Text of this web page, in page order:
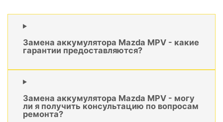
Замена аккумулятора Mazda MPV - какие
гарантии предоставляются?
Замена аккумулятора Mazda MPV - могу
ли я получить консультацию по вопросам
ремонта?